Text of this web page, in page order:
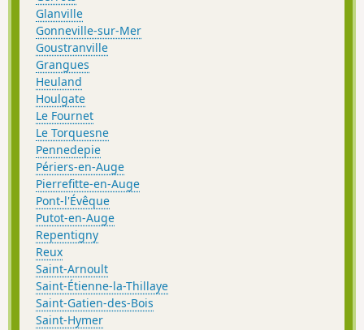
Glanville
Gonneville-sur-Mer
Goustranville
Grangues
Heuland
Houlgate
Le Fournet
Le Torquesne
Pennedepie
Périers-en-Auge
Pierrefitte-en-Auge
Pont-l'Évêque
Putot-en-Auge
Repentigny
Reux
Saint-Arnoult
Saint-Étienne-la-Thillaye
Saint-Gatien-des-Bois
Saint-Hymer